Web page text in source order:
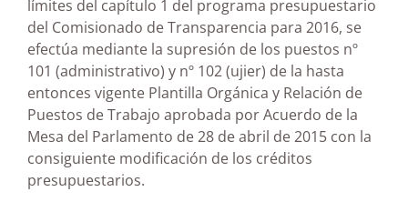
límites del capítulo 1 del programa presupuestario
del Comisionado de Transparencia para 2016, se
efectúa mediante la supresión de los puestos nº
101 (administrativo) y nº 102 (ujier) de la hasta
entonces vigente Plantilla Orgánica y Relación de
Puestos de Trabajo aprobada por Acuerdo de la
Mesa del Parlamento de 28 de abril de 2015 con la
consiguiente modificación de los créditos
presupuestarios.